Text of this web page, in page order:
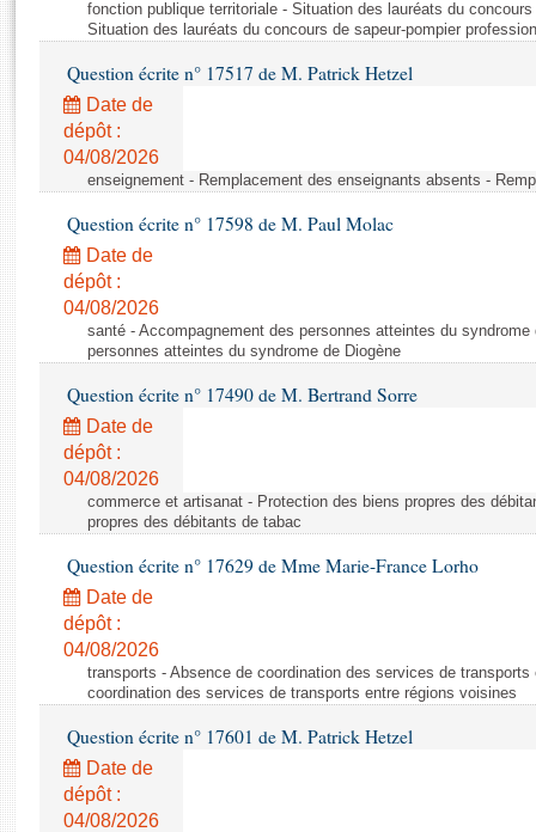
Rapports législatifs
Rapports sur l'application des lois
Baromètre de l’application des lois
Dossiers législatifs
Budget et sécurité sociale
Questions écrites et orales
Comptes rendus des débats
Anciennes législatures
fonction publique territoriale - Situation des lauréats du
Situation des lauréats du concours de sapeur-pompier
Question écrite n° 17517 de M. Patrick Hetzel
Date de
dépôt :
04/08/2026
enseignement - Remplacement des enseignants absents -
Question écrite n° 17598 de M. Paul Molac
Date de
dépôt :
04/08/2026
santé - Accompagnement des personnes atteintes du
personnes atteintes du syndrome de Diogène
Question écrite n° 17490 de M. Bertrand Sorre
Date de
dépôt :
04/08/2026
commerce et artisanat - Protection des biens propres des
propres des débitants de tabac
Question écrite n° 17629 de Mme Marie-France Lorho
Date de
dépôt :
04/08/2026
transports - Absence de coordination des services de
coordination des services de transports entre régions voisines
Question écrite n° 17601 de M. Patrick Hetzel
Date de
dépôt :
04/08/2026